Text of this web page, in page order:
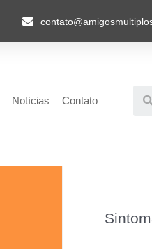
Notícias Contato